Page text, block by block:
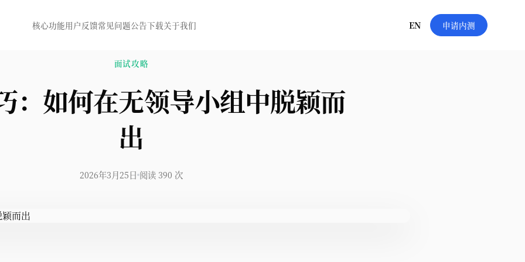
核心功能用户反馈常见问题公告下载关于我们 EN 申请内测
面试攻略
：如何在无领导小组中脱颖而
出
2026年3月25日 阅读 390 次